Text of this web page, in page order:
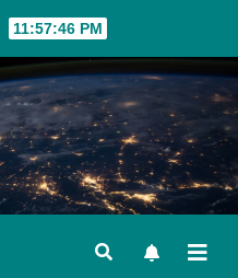
11:57:48 PM